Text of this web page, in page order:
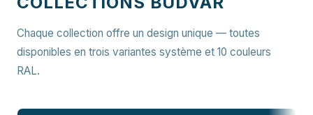
Chaque collection offre un design unique — toutes
disponibles en trois variantes système et 10 couleurs
RAL.